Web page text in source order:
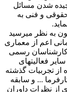
شدن مسائل
و فنی به
به نظر میرسید
اعم از معماری
کارشناسان رسمی
فعالیتهای
از تجربیات گذشته
... و سابقه
از نظرات داوران